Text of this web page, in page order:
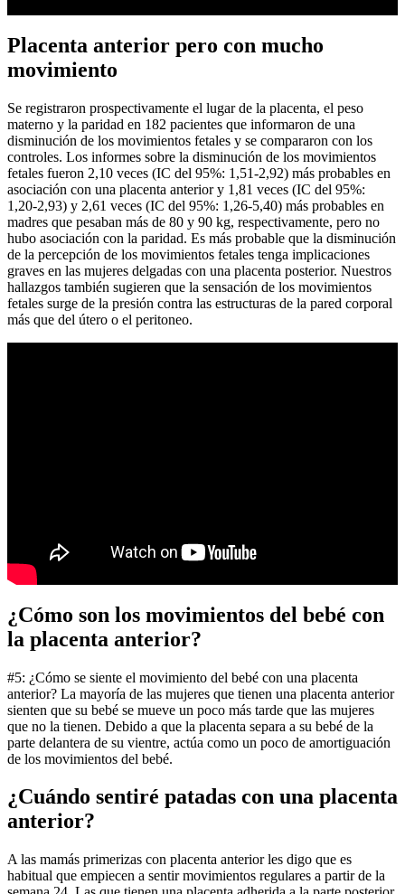
Placenta anterior pero con mucho
movimiento
Se registraron prospectivamente el lugar de la placenta, el peso
materno y la paridad en 182 pacientes que informaron de una
disminución de los movimientos fetales y se compararon con los
controles. Los informes sobre la disminución de los movimientos
fetales fueron 2,10 veces (IC del 95%: 1,51-2,92) más probables en
asociación con una placenta anterior y 1,81 veces (IC del 95%:
1,20-2,93) y 2,61 veces (IC del 95%: 1,26-5,40) más probables en
madres que pesaban más de 80 y 90 kg, respectivamente, pero no
hubo asociación con la paridad. Es más probable que la disminución
de la percepción de los movimientos fetales tenga implicaciones
graves en las mujeres delgadas con una placenta posterior. Nuestros
hallazgos también sugieren que la sensación de los movimientos
fetales surge de la presión contra las estructuras de la pared corporal
más que del útero o el peritoneo.
¿Cómo son los movimientos del bebé con
la placenta anterior?
#5: ¿Cómo se siente el movimiento del bebé con una placenta
anterior? La mayoría de las mujeres que tienen una placenta anterior
sienten que su bebé se mueve un poco más tarde que las mujeres
que no la tienen. Debido a que la placenta separa a su bebé de la
parte delantera de su vientre, actúa como un poco de amortiguación
de los movimientos del bebé.
¿Cuándo sentiré patadas con una placenta
anterior?
A las mamás primerizas con placenta anterior les digo que es
habitual que empiecen a sentir movimientos regulares a partir de la